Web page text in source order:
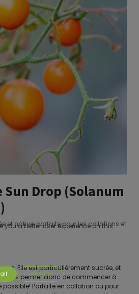
Sun Drop (Solanum
et hâtive, parfaite pour les collations et
Elle est particulièrement sucrée, et
vous permet donc de commencer à
Parfaite en collation ou pour
you a better user experience on this
Customize